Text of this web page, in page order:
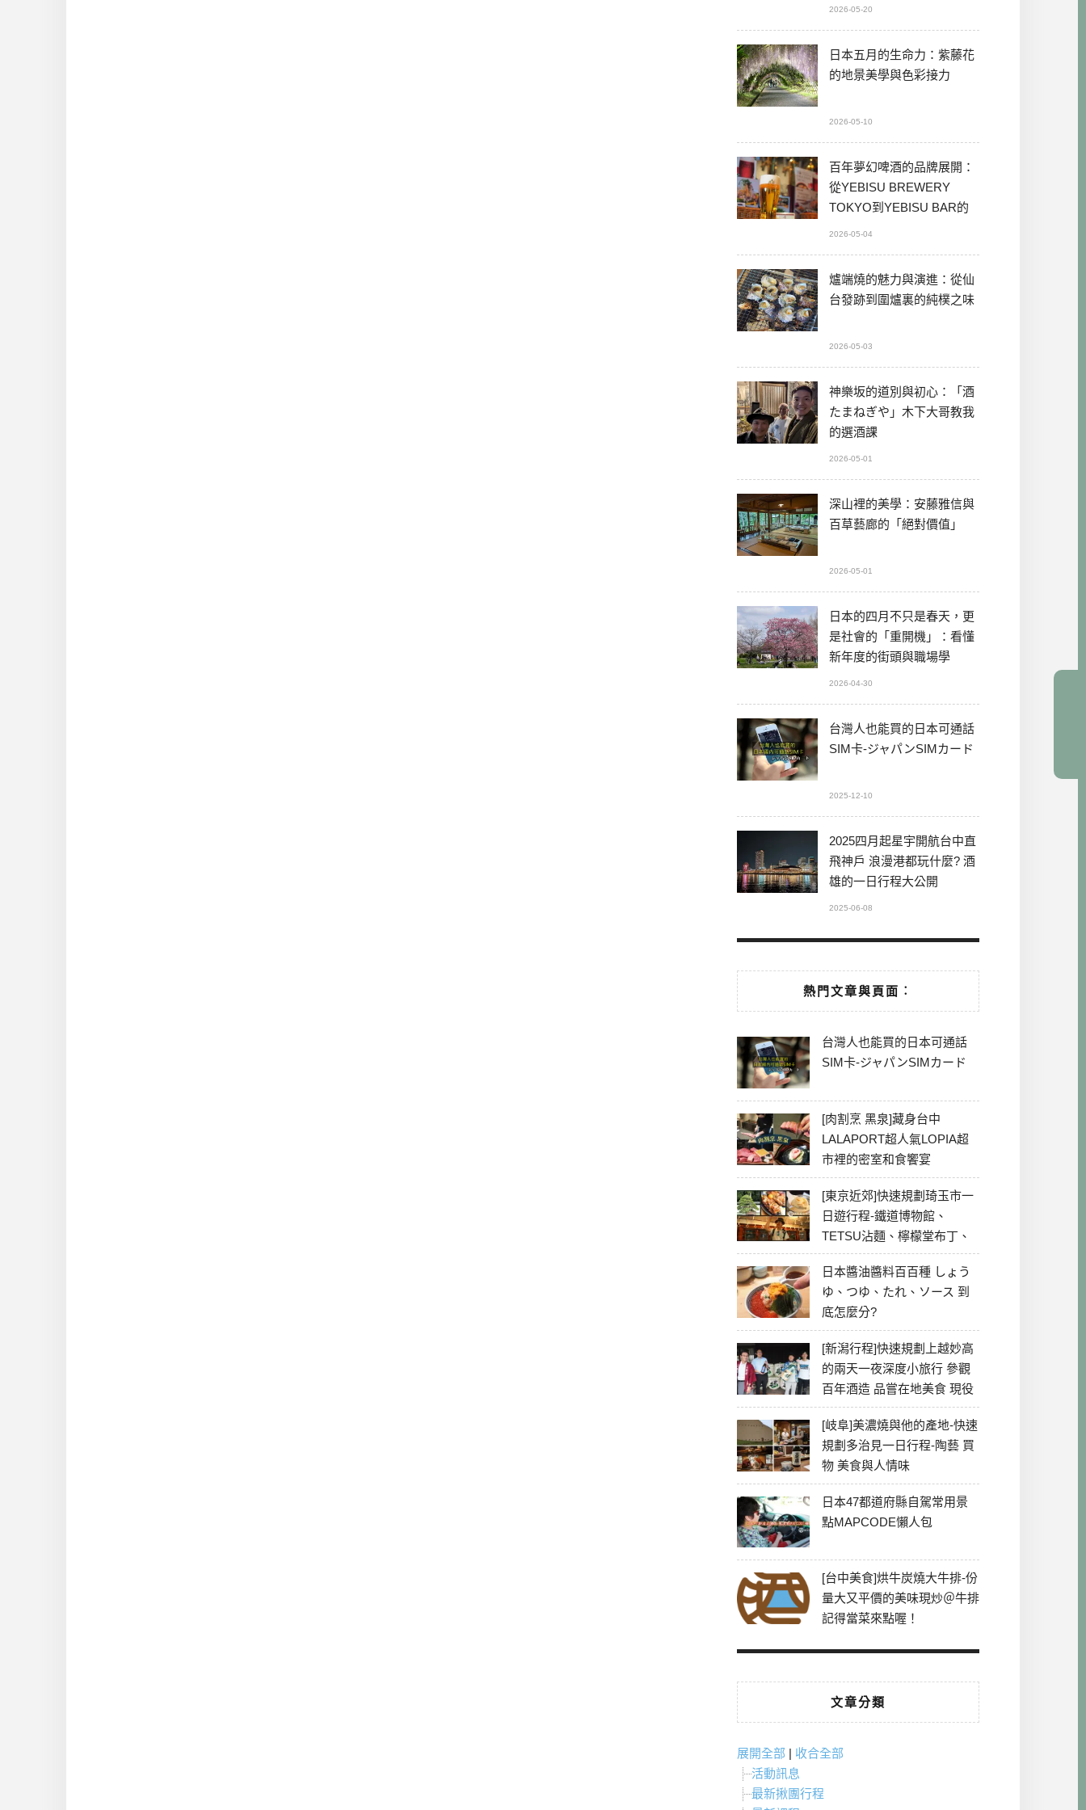
2026-05-20
日本五月的生命力：紫藤花
的地景美學與色彩接力
2026-05-10
百年夢幻啤酒的品牌展開：
從YEBISU BREWERY
TOKYO到YEBISU BAR的
2026-05-04
爐端燒的魅力與演進：從仙
台發跡到圍爐裏的純樸之味
2026-05-03
神樂坂的道別與初心：「酒
たまねぎや」木下大哥教我
的選酒課
2026-05-01
深山裡的美學：安藤雅信與
百草藝廊的「絕對價值」
2026-05-01
日本的四月不只是春天，更
是社會的「重開機」：看懂
新年度的街頭與職場學
2026-04-30
台灣人也能買的日本可通話
SIM卡-ジャパンSIMカード
2025-12-10
2025四月起星宇開航台中直
飛神戶 浪漫港都玩什麼? 酒
雄的一日行程大公開
2025-06-08
熱門文章與頁面︰
台灣人也能買的日本可通話
SIM卡-ジャパンSIMカード
[肉割烹 黑泉]藏身台中
LALAPORT超人氣LOPIA超
市裡的密室和食饗宴
[東京近郊]快速規劃琦玉市一
日遊行程-鐵道博物館、
TETSU沾麵、檸檬堂布丁、
冰川神社、美食彙整
日本醬油醬料百百種 しょう
ゆ、つゆ、たれ、ソース 到
底怎麼分?
[新潟行程]快速規劃上越妙高
的兩天一夜深度小旅行 參觀
百年酒造 品嘗在地美食 現役
最老牌電影院
[岐阜]美濃燒與他的產地-快速
規劃多治見一日行程-陶藝 買
物 美食與人情味
日本47都道府縣自駕常用景
點MAPCODE懶人包
[台中美食]烘牛炭燒大牛排-份
量大又平價的美味現炒＠牛排
記得當菜來點喔！
文章分類
展開全部 | 收合全部
活動訊息
最新揪團行程